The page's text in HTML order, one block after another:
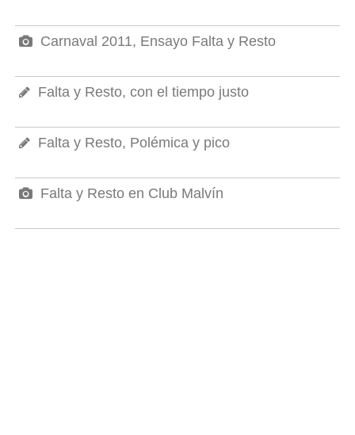
Carnaval 2011, Ensayo Falta y Resto
Falta y Resto, con el tiempo justo
Falta y Resto, Polémica y pico
Falta y Resto en Club Malvín